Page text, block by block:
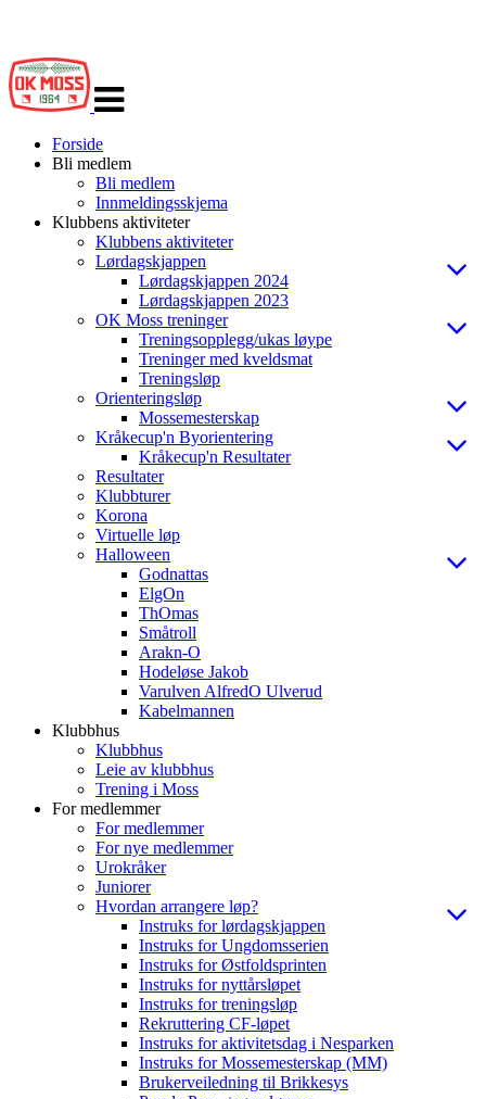
navigasjon
Forside
Bli medlem
Bli medlem
Innmeldingsskjema
Klubbens aktiviteter
Klubbens aktiviteter
Lørdagskjappen
Lørdagskjappen 2024
Lørdagskjappen 2023
OK Moss treninger
Treningsopplegg/ukas løype
Treninger med kveldsmat
Treningsløp
Orienteringsløp
Mossemesterskap
Kråkecup'n Byorientering
Kråkecup'n Resultater
Resultater
Klubbturer
Korona
Virtuelle løp
Halloween
Godnattas
ElgOn
ThOmas
Småtroll
Arakn-O
Hodeløse Jakob
Varulven AlfredO Ulverud
Kabelmannen
Klubbhus
Klubbhus
Leie av klubbhus
Trening i Moss
For medlemmer
For medlemmer
For nye medlemmer
Urokråker
Juniorer
Hvordan arrangere løp?
Instruks for lørdagskjappen
Instruks for Ungdomsserien
Instruks for Østfoldsprinten
Instruks for nyttårsløpet
Instruks for treningsløp
Rekruttering CF-løpet
Instruks for aktivitetsdag i Nesparken
Instruks for Mossemesterskap (MM)
Brukerveiledning til Brikkesys